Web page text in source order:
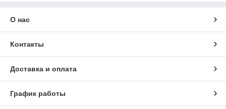
О нас
Контакты
Доставка и оплата
График работы